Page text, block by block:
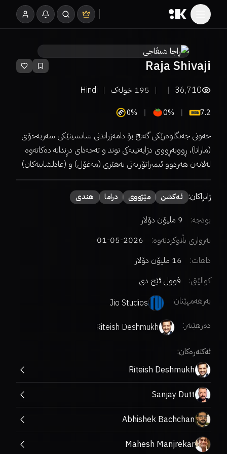
Raja Shivaji
36,710
195 خولەک Hindi
7.2
0%
0%
خەونی جەنگاوەرێکی گەنج بۆ دامەزراندنی شانشینێکی سەربەخۆی
(ماراتا)، ڕووبەڕووی دژایەتییەکی توند و تەحەدای دڕندانە دەکاتەوە
لەلایەن هەردوو ئیمپراتۆریەتی بەهێزی (مەغۆل) و (عادلشاییەکان)
ژانراکان: ئەكشن مێژووی دراما هندی
بودجە:
9 ملیۆن دۆلار
بەرواری بڵاوکردنەوە:
2026-05-01
داهات:
16 ملیۆن دۆلار
کوالێتی:
فوول ئێچ دی
بەرهەمهێنان:
Jio Studios
دەرهێنەر:
Riteish Deshmukh
ئەکتەرەکان:
Riteish Deshmukh
Sanjay Dutt
Abhishek Bachchan
Mahesh Manjrekar